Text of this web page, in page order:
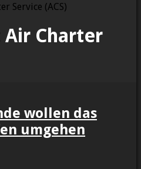
Service (ACS)
Air Charter
wollen das
umgehen